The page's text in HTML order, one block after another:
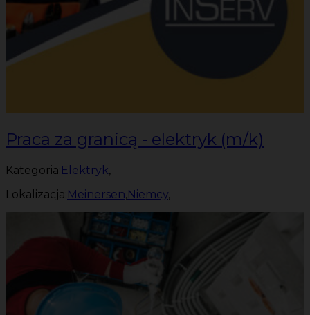
Praca za granicą - elektryk (m/k)
Kategoria:Elektryk,
Lokalizacja:Meinersen,Niemcy,